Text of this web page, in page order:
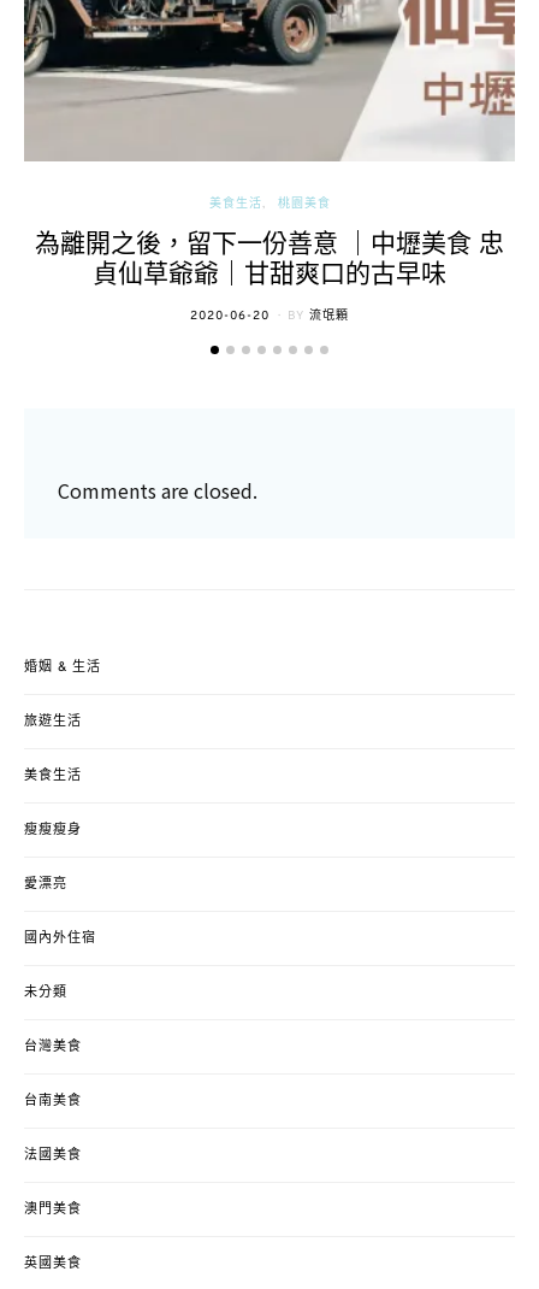
美食生活 桃園美食
為離開之後，留下一份善意 ｜中壢美食 忠
貞仙草爺爺｜甘甜爽口的古早味
POSTED
2020-06-20 BY 流氓顆
Comments are closed.
婚姻 & 生活
旅遊生活
美食生活
瘦瘦瘦身
愛漂亮
國內外住宿
未分類
台灣美食
台南美食
法國美食
澳門美食
英國美食